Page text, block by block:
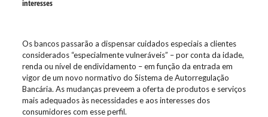
interesses
Os bancos passarão a dispensar cuidados especiais a clientes
considerados “especialmente vulneráveis” – por conta da idade,
renda ou nível de endividamento – em função da entrada em
vigor de um novo normativo do Sistema de Autorregulação
Bancária. As mudanças preveem a oferta de produtos e serviços
mais adequados às necessidades e aos interesses dos
consumidores com esse perfil.